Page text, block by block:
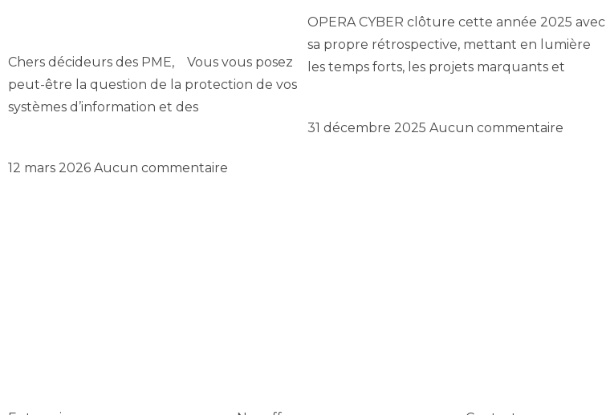
Chers décideurs des PME, Vous vous posez
peut-être la question de la protection de vos
systèmes d’information et des
12 mars 2026 Aucun commentaire
OPERA CYBER clôture cette année 2025 avec
sa propre rétrospective, mettant en lumière
les temps forts, les projets marquants et
31 décembre 2025Aucun commentaire